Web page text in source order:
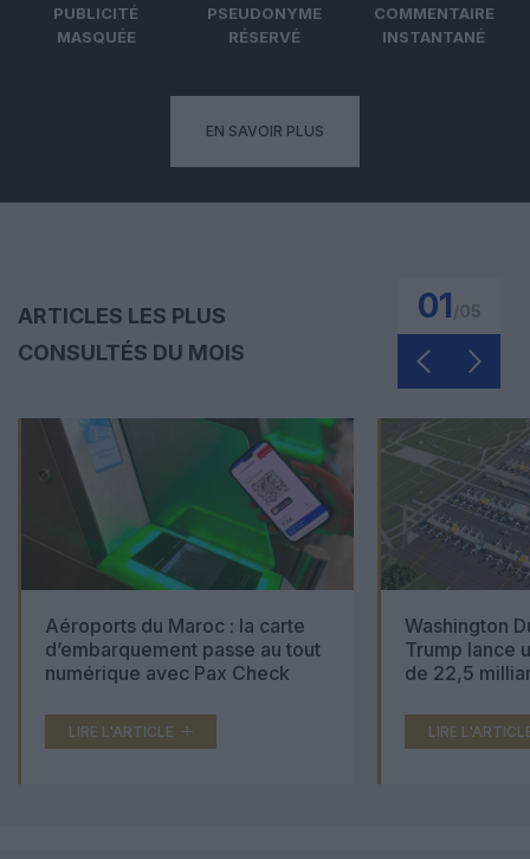
PUBLICITÉ
MASQUÉE
PSEUDONYME
RÉSERVÉ
COMMENTAIRE
INSTANTANÉ
EN SAVOIR PLUS
ARTICLES LES PLUS
CONSULTÉS DU MOIS
01
Aéroports du Maroc : la carte
d’embarquement passe au tout
numérique avec Pax Check
LIRE L'ARTICLE
Washington
Trump lance
de 22,5
LIRE